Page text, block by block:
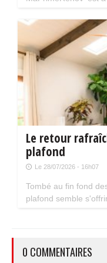
limiter le nombre de
Le retour
plafond
Le 28/07/2026 - 16h07
Tombé au fin fond
plafond semble
0 COMMENTAIRES